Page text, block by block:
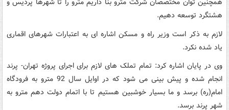
هشتگرد توسعه دهیم.
لازم به ذکر است وزیر راه و مسکن اشاره ای به اعتبارات شهرهای اقماری
یاد شده نکرد.
وی در پایان اشاره کرد: تمام تملک های لازم برای اجرای پروژه تهران- پرند
انجام شده و پیش بینی می شود که در اوایل سال 92 مترو به فرودگاه
امام(ره) برسد و ما بسیار خوشبین هستیم تا با اتمام دولت دهم مترو به
شهر پرند برسد.